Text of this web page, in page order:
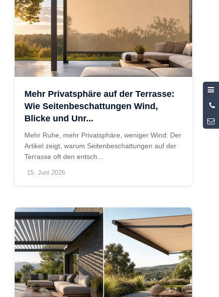
Mehr Privatsphäre auf der Terrasse:
Wie Seitenbeschattungen Wind,
Blicke und Unr...
Mehr Ruhe, mehr Privatsphäre, weniger Wind: Der
Artikel zeigt, warum Seitenbeschattungen auf der
Terrasse oft den entsch...
15. Juni 2026